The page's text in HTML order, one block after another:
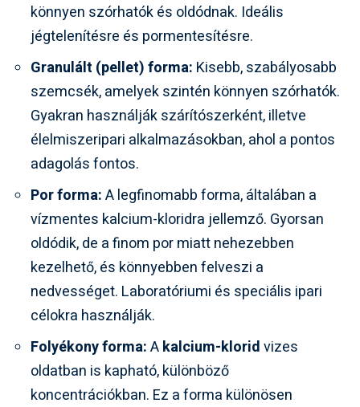
könnyen szórhatók és oldódnak. Ideális
jégtelenítésre és pormentesítésre.
Granulált (pellet) forma: Kisebb, szabályosabb
szemcsék, amelyek szintén könnyen szórhatók.
Gyakran használják szárítószerként, illetve
élelmiszeripari alkalmazásokban, ahol a pontos
adagolás fontos.
Por forma:A legfinomabb forma, általában a
vízmentes kalcium-kloridra jellemző. Gyorsan
oldódik, de a finom por miatt nehezebben
kezelhető, és könnyebben felveszi a
nedvességet. Laboratóriumi és speciális ipari
célokra használják.
Folyékony forma:Akalcium-kloridvizes
oldatban is kapható, különböző
koncentrációkban. Ez a forma különösen